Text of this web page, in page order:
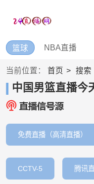
篮球 NBA直播
当前位置： 首页 搜索
中国男篮直播今
免费直播（高清直播）
CCTV-5 腾讯